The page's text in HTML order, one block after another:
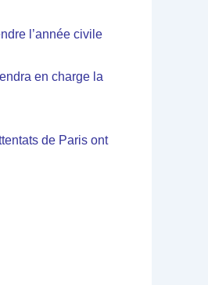
l’année civile
en charge la
de Paris ont